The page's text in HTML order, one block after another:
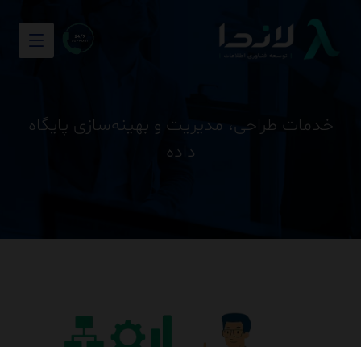
خدمات طراحی، مدیریت و بهینه‌سازی پایگاه
داده